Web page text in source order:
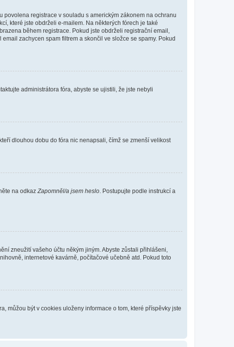
registrace v souladu s americkým zákonem na ochranu
které jste obdrželi e-mailem. Na některých fórech je také
během registrace. Pokud jste obdrželi registrační email,
zachycen spam filtrem a skončil ve složce se spamy. Pokud
administrátora fóra, abyste se ujistili, že jste nebyli
dlouhou dobu do fóra nic nenapsali, čímž se zmenší velikost
na odkaz Zapomněl/a jsem heslo . Postupujte podle instrukcí a
zneužití vašeho účtu někým jiným. Abyste zůstali přihlášeni,
internetové kavárně, počítačové učebně atd. Pokud toto
můžou být v cookies uloženy informace o tom, které příspěvky jste